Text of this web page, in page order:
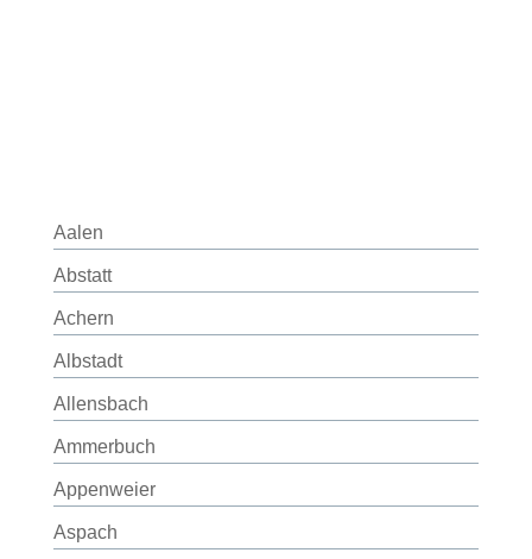
Aalen
Abstatt
Achern
Albstadt
Allensbach
Ammerbuch
Appenweier
Aspach